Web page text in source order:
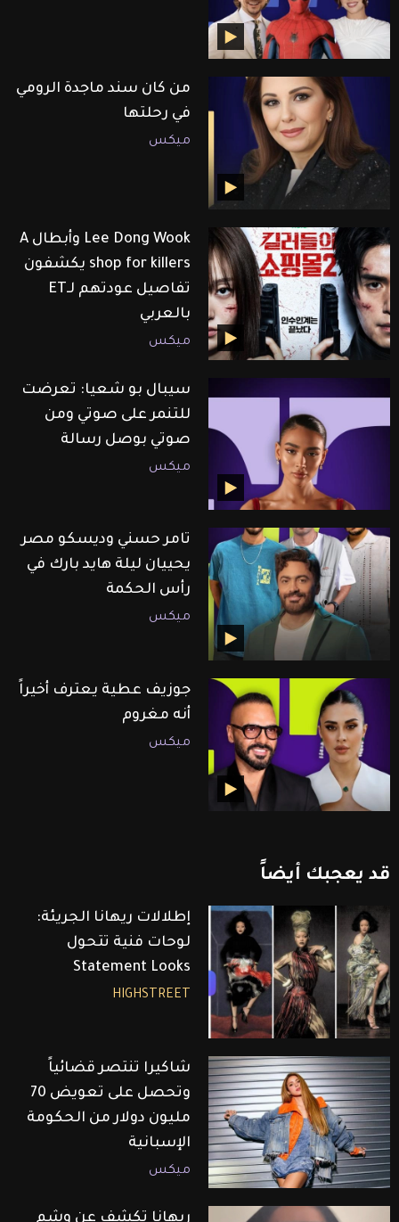
من كان سند ماجدة الرومي
في رحلتها
ميكس
Lee Dong Wook وأبطال A
shop for killers يكشفون
تفاصيل عودتهم لـET
بالعربي
ميكس
سيبال بو شعيا: تعرضت
للتنمر على صوتي ومن
صوتي بوصل رسالة
ميكس
تامر حسني وديسكو مصر
يحييان ليلة هايد بارك في
رأس الحكمة
ميكس
جوزيف عطية يعترف أخيراً
أنه مغروم
ميكس
قد يعجبك أيضاً
إطلالات ريهانا الجريئة:
لوحات فنية تتحول
Statement Looks
HIGHSTREET
شاكيرا تنتصر قضائياً
وتحصل على تعويض 70
مليون دولار من الحكومة
الإسبانية
ميكس
ريهانا تكشف عن وشم